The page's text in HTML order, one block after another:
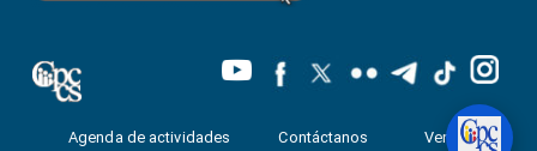
Agenda de actividades Contáctanos
Ventanilla